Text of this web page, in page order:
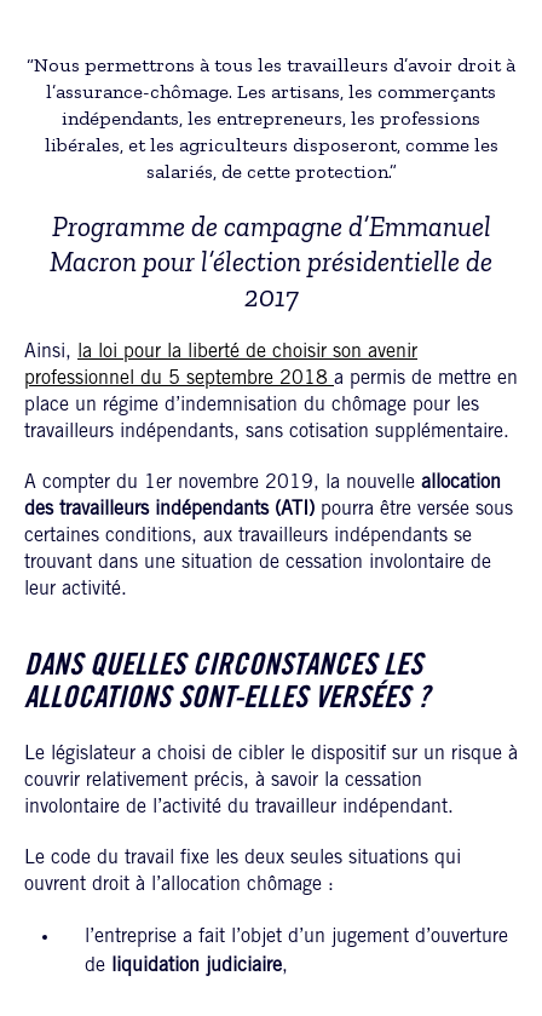
“Nous permettrons à tous les travailleurs d’avoir droit à
l’assurance-chômage. Les artisans, les commerçants
indépendants, les entrepreneurs, les professions
libérales, et les agriculteurs disposeront, comme les
salariés, de cette protection.”
Programme de campagne d’Emmanuel
Macron pour l’élection présidentielle de
2017
Ainsi,
la loi pour la liberté de choisir son avenir
professionnel du 5 septembre 2018 a permis de mettre en
place un régime d’indemnisation du chômage pour les
travailleurs indépendants, sans cotisation supplémentaire.
A compter du 1er novembre 2019, la nouvelle allocation
des travailleurs indépendants (ATI) pourra être versée sous
certaines conditions, aux travailleurs indépendants se
trouvant dans une situation de cessation involontaire de
leur activité.
DANS QUELLES CIRCONSTANCES LES
ALLOCATIONS SONT-ELLES VERSÉES ?
Le législateur a choisi de cibler le dispositif sur un risque à
couvrir relativement précis, à savoir la cessation
involontaire de l’activité du travailleur indépendant.
Le code du travail fixe les deux seules situations qui
ouvrent droit à l’allocation chômage :
l’entreprise a fait l’objet d’un jugement d’ouverture
de
liquidation judiciaire,